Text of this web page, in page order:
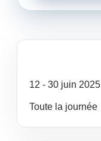
12 - 30 juin 2025
Toute la journée